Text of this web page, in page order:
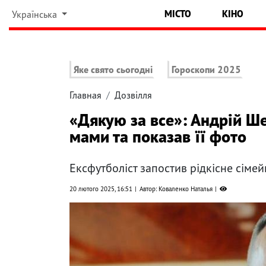
Українська МІСТО КІНО
Яке свято сьогодні Гороскопи 2025
Главная Дозвілля
«Дякую за все»: Андрій
мами та показав її фото
Ексфутболіст запостив рідкісне
20 лютого 2025, 16:51 Автор: Коваленко Наталья